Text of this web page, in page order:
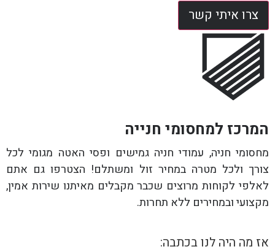
צרו איתי קשר
המרכז למחסומי חנייה
מחסומי חניה, עמודי חניה גמישים ופסי האטה מגומי לכל
צורך ולכל מטרה במחיר זול ומשתלם! הצטרפו גם אתם
לאלפי לקוחות מרוצים שכבר מקבלים מאיתנו שירות אמין,
מקצועי ובמחירים ללא תחרות.
אז מה היה לנו בכתבה: